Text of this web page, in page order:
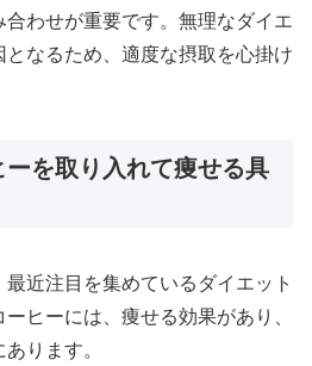
わせが重要です。無理なダイエ
なるため、適度な摂取を心掛け
を取り入れて痩せる具
近注目を集めているダイエット
ヒーには、痩せる効果があり、
ります。